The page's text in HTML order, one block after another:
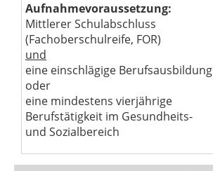
Aufnahmevoraussetzung:
Mittlerer Schulabschluss
(Fachoberschulreife, FOR)
und
eine einschlägige Berufsausbildung
oder
eine mindestens vierjährige
Berufstätigkeit im Gesundheits-
und Sozialbereich